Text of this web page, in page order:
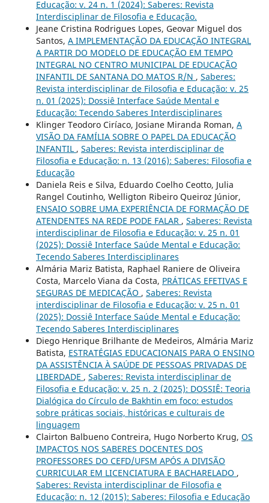
Educação: v. 24 n. 1 (2024): Saberes: Revista
Interdisciplinar de Filosofia e Educação.
Jeane Cristina Rodrigues Lopes, Geovar Miguel dos
Santos, A IMPLEMENTAÇÃO DA EDUCAÇÃO INTEGRAL
A PARTIR DO MODELO DE EDUCAÇÃO EM TEMPO
INTEGRAL NO CENTRO MUNICIPAL DE EDUCAÇÃO
INFANTIL DE SANTANA DO MATOS R/N , Saberes:
Revista interdisciplinar de Filosofia e Educação: v. 25
n. 01 (2025): Dossiê Interface Saúde Mental e
Educação: Tecendo Saberes Interdisciplinares
Klinger Teodoro Ciríaco, Josiane Miranda Roman, A
VISÃO DA FAMÍLIA SOBRE O PAPEL DA EDUCAÇÃO
INFANTIL , Saberes: Revista interdisciplinar de
Filosofia e Educação: n. 13 (2016): Saberes: Filosofia e
Educação
Daniela Reis e Silva, Eduardo Coelho Ceotto, Julia
Rangel Coutinho, Welligton Ribeiro Queiroz Júnior,
ENSAIO SOBRE UMA EXPERIÊNCIA DE FORMAÇÃO DE
ATENDENTES NA REDE PODE FALAR , Saberes: Revista
interdisciplinar de Filosofia e Educação: v. 25 n. 01
(2025): Dossiê Interface Saúde Mental e Educação:
Tecendo Saberes Interdisciplinares
Almária Mariz Batista, Raphael Raniere de Oliveira
Costa, Marcelo Viana da Costa, PRÁTICAS EFETIVAS E
SEGURAS DE MEDICAÇÃO , Saberes: Revista
interdisciplinar de Filosofia e Educação: v. 25 n. 01
(2025): Dossiê Interface Saúde Mental e Educação:
Tecendo Saberes Interdisciplinares
Diego Henrique Brilhante de Medeiros, Almária Mariz
Batista, ESTRATÉGIAS EDUCACIONAIS PARA O ENSINO
DA ASSISTÊNCIA À SAÚDE DE PESSOAS PRIVADAS DE
LIBERDADE , Saberes: Revista interdisciplinar de
Filosofia e Educação: v. 25 n. 2 (2025): DOSSIÊ: Teoria
Dialógica do Círculo de Bakhtin em foco: estudos
sobre práticas sociais, históricas e culturais de
linguagem
Clairton Balbueno Contreira, Hugo Norberto Krug, OS
IMPACTOS NOS SABERES DOCENTES DOS
PROFESSORES DO CEFD/UFSM APÓS A DIVISÃO
CURRICULAR EM LICENCIATURA E BACHARELADO ,
Saberes: Revista interdisciplinar de Filosofia e
Educação: n. 12 (2015): Saberes: Filosofia e Educação